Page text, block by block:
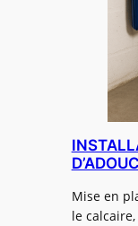
Mise en
le